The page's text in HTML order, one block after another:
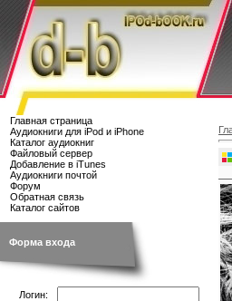
Главная страница
Аудиокниги для iPod и iPhone
Каталог аудиокниг
Файловый сервер
Добавление в iTunes
Аудиокниги почтой
Форум
Обратная связь
Каталог сайтов
Форма входа
Логин: